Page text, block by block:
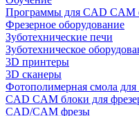
Программы для CAD CAM
Фрезерное оборудование
Зуботехнические печи
Зуботехническое
3D принтеры
3D сканеры
Фотополимерная смола для
CAD CAM блоки для
CAD/CAM фрезы